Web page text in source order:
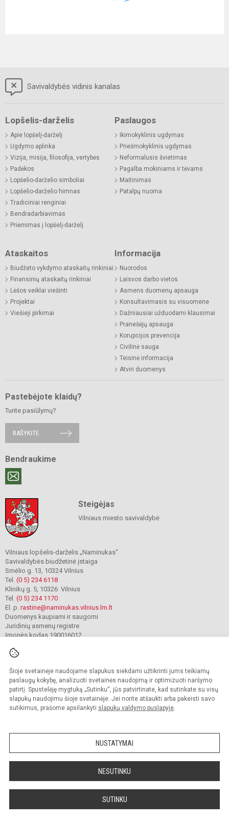
Šioje svetainėje naudojame slapukus siekdami užtikrinti jums teikiamų
paslaugų kokybę, analizuoti svetainės naudojimą ir optimizuoti naršymo
patirtį. Spustelėję mygtuką „Sutinku“, jūs patvirtinate, kad sutinkate su visų
slapukų naudojimu šioje svetainėje. Jei norite atšaukti arba pakeisti savo
sutikimus, prašome apsilankyti slapukų valdymo puslapyje.
NUSTATYMAI
NESUTINKU
SUTINKU
Savivaldybės vidinis kanalas
Lopšelis-darželis
Apie lopšelį-darželį
Ugdymo aplinka
Vizija, misija, filosofija, vertybės
Padėkos
Lopšelio-darželio simboliai
Lopšelio-darželio himnas
Tradiciniai renginiai
Bendradarbiavimas
Priėmimas į lopšelį-darželį
Paslaugos
Ikimokyklinis ugdymas
Priešmokyklinis ugdymas
Neformalusis švietimas
Pagalba mokiniams ir tėvams
Maitinimas
Patalpų nuoma
Ataskaitos
Biudžeto vykdymo ataskaitų rinkiniai
Finansinių ataskaitų rinkiniai
Lėšos veiklai viešinti
Projektai
Viešieji pirkimai
Informacija
Nuorodos
Laisvos darbo vietos
Asmens duomenų apsauga
Konsultavimasis su visuomene
Dažniausiai užduodami klausimai
Pranešėjų apsauga
Korupcijos prevencija
Civilinė sauga
Teisinė informacija
Atviri duomenys
Pastebėjote klaidų?
Turite pasiūlymų?
RAŠYKITE
Bendraukime
Steigėjas
Vilniaus miesto savivaldybė
Vilniaus lopšelis-darželis „Naminukas“
Savivaldybės biudžetinė įstaiga
Smėlio g. 13, 10324 Vilnius
Tel. (0 5) 234 6118
Klinikų g. 5, 10326 Vilnius
Tel. (0 5) 234 1170
El. p. rastine@naminukas.vilnius.lm.lt
Duomenys kaupiami ir saugomi
Juridinių asmenų registre
Įmonės kodas 190016012
© 2022. Vilniaus lopšelis darželis Naminukas. Visos teisės saugomos.
Kopijuoti turinį be raštiško darželio administracijos sutikimo griežtai draudžiama.
Prieinamumo paraiška Slapukų valdymas
Sumanus būdas atnaujinti